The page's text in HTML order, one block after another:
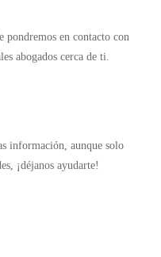
pondremos en contacto con
abogados cerca de ti.
información, aunque solo
¡déjanos ayudarte!